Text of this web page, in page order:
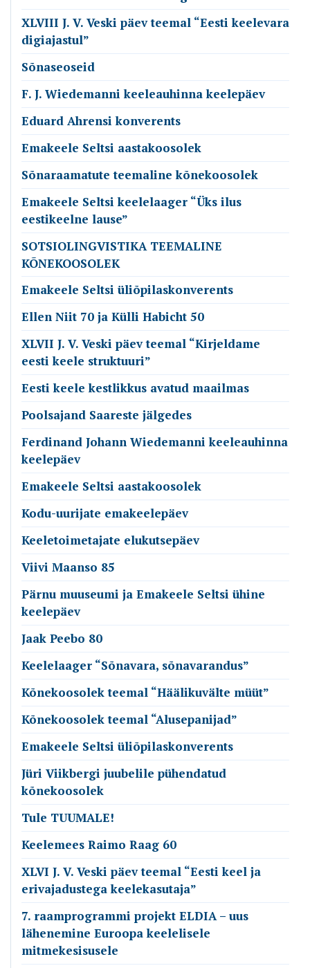
XLVIII J. V. Veski päev teemal “Eesti keelevara
digiajastul”
Sõnaseoseid
F. J. Wiedemanni keeleauhinna keelepäev
Eduard Ahrensi konverents
Emakeele Seltsi aastakoosolek
Sõnaraamatute teemaline kõnekoosolek
Emakeele Seltsi keelelaager “Üks ilus
eestikeelne lause”
SOTSIOLINGVISTIKA TEEMALINE
KÕNEKOOSOLEK
Emakeele Seltsi üliõpilaskonverents
Ellen Niit 70 ja Külli Habicht 50
XLVII J. V. Veski päev teemal “Kirjeldame
eesti keele struktuuri”
Eesti keele kestlikkus avatud maailmas
Poolsajand Saareste jälgedes
Ferdinand Johann Wiedemanni keeleauhinna
keelepäev
Emakeele Seltsi aastakoosolek
Kodu-uurijate emakeelepäev
Keeletoimetajate elukutsepäev
Viivi Maanso 85
Pärnu muuseumi ja Emakeele Seltsi ühine
keelepäev
Jaak Peebo 80
Keelelaager “Sõnavara, sõnavarandus”
Kõnekoosolek teemal “Häälikuvälte müüt”
Kõnekoosolek teemal “Alusepanijad”
Emakeele Seltsi üliõpilaskonverents
Jüri Viikbergi juubelile pühendatud
kõnekoosolek
Tule TUUMALE!
Keelemees Raimo Raag 60
XLVI J. V. Veski päev teemal “Eesti keel ja
erivajadustega keelekasutaja”
7. raamprogrammi projekt ELDIA – uus
lähenemine Euroopa keelelisele
mitmekesisusele